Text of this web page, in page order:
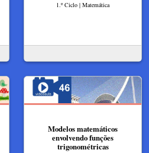
1.º Ciclo | Matemática
Modelos matemáticos
envolvendo funções
trigonométricas